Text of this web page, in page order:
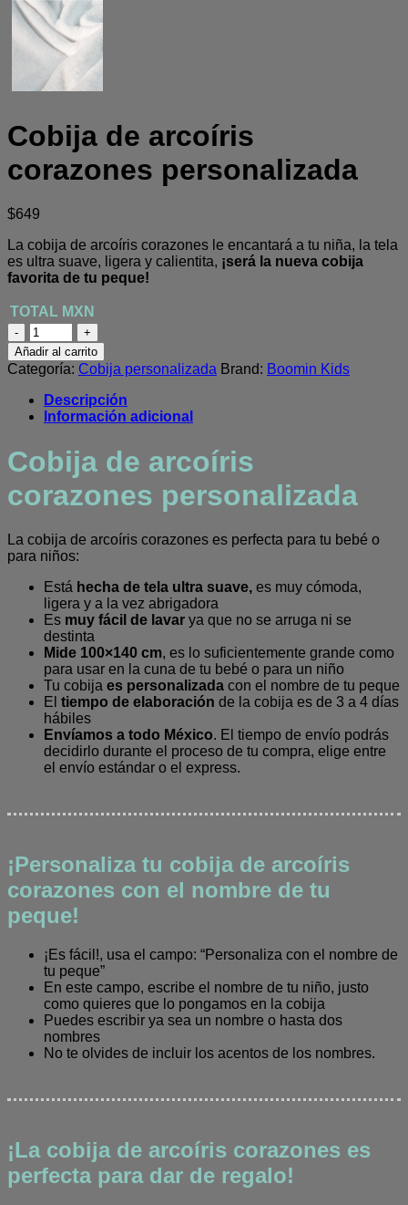
Cobija de arcoíris
corazones personalizada
$649
La cobija de arcoíris corazones le encantará a tu niña, la tela
es ultra suave, ligera y calientita, ¡será la nueva cobija
favorita de tu peque!
Cobija
de
arcoíris
corazones
personalizada
cantidad
Añadir al carrito
Categoría: Cobija personalizada Brand: Boomin Kids
Descripción
Información adicional
Cobija de arcoíris
corazones personalizada
La cobija de arcoíris corazones es perfecta para tu bebé o
para niños:
Está hecha de tela ultra suave, es muy cómoda,
ligera y a la vez abrigadora
Es muy fácil de lavar ya que no se arruga ni se
destinta
Mide 100×140 cm, es lo suficientemente grande como
para usar en la cuna de tu bebé o para un niño
Tu cobija es personalizada con el nombre de tu peque
El tiempo de elaboración de la cobija es de 3 a 4 días
hábiles
Envíamos a todo México. El tiempo de envío podrás
decidirlo durante el proceso de tu compra, elige entre
el envío estándar o el express.
¡Personaliza tu cobija de arcoíris
corazones con el nombre de tu
peque!
¡Es fácil!, usa el campo: “Personaliza con el nombre de
tu peque”
En este campo, escribe el nombre de tu niño, justo
como quieres que lo pongamos en la cobija
Puedes escribir ya sea un nombre o hasta dos
nombres
No te olvides de incluir los acentos de los nombres.
¡La cobija de arcoíris corazones es
perfecta para dar de regalo!